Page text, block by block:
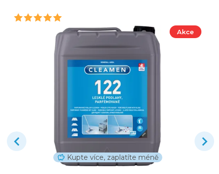
Akce
Kupte více, zaplatíte méně